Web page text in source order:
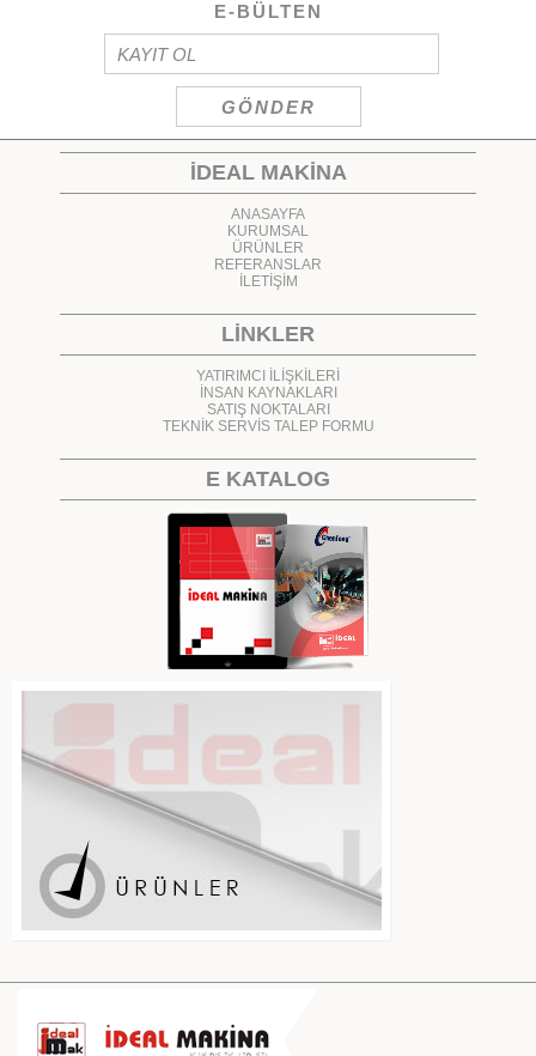
E-BÜLTEN
İDEAL MAKİNA
ANASAYFA
KURUMSAL
ÜRÜNLER
REFERANSLAR
İLETİŞİM
LİNKLER
YATIRIMCI İLİŞKİLERİ
İNSAN KAYNAKLARI
SATIŞ NOKTALARI
TEKNİK SERVİS TALEP FORMU
E KATALOG